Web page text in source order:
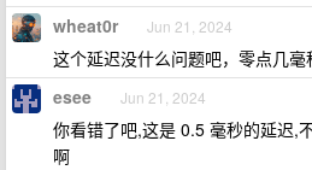
wheat0r Jun 21, 2024
这个延迟没什么问题吧，零点几
esee Jun 21, 2024
你看错了吧,这是 0.5 毫秒的延迟,
啊